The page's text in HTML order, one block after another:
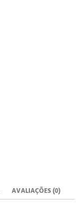
AVALIAÇÕES (0)